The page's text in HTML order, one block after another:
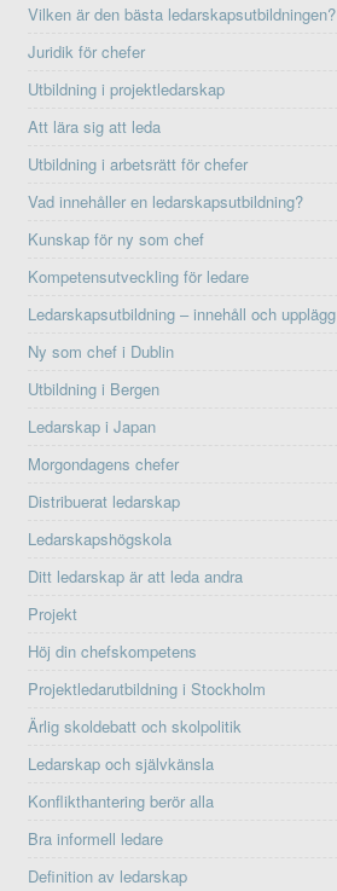
Vilken är den bästa ledarskapsutbildningen?
Juridik för chefer
Utbildning i projektledarskap
Att lära sig att leda
Utbildning i arbetsrätt för chefer
Vad innehåller en ledarskapsutbildning?
Kunskap för ny som chef
Kompetensutveckling för ledare
Ledarskapsutbildning – innehåll och upplägg
Ny som chef i Dublin
Utbildning i Bergen
Ledarskap i Japan
Morgondagens chefer
Distribuerat ledarskap
Ledarskapshögskola
Ditt ledarskap är att leda andra
Projekt
Höj din chefskompetens
Projektledarutbildning i Stockholm
Ärlig skoldebatt och skolpolitik
Ledarskap och självkänsla
Konflikthantering berör alla
Bra informell ledare
Definition av ledarskap